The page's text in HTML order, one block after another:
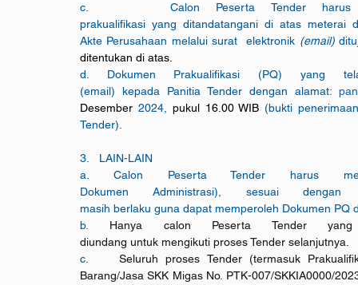
c.     Calon Peserta Tender harus
prakualifikasi yang ditandatangani di atas
Akte Perusahaan melalui surat  elektronik (email)
ditentukan di atas.
d. Dokumen Prakualifikasi (PQ) yang
(email) kepada Panitia Tender dengan alamat:
Desember 2024, pukul 16.00 WIB (bukti
Tender).
3.   LAIN-LAIN
a. Calon Peserta Tender harus
Dokumen Administrasi), sesuai
masih berlaku guna dapat memperoleh Dokumen
b. Hanya calon Peserta Tender
diundang untuk mengikuti proses Tender selanjutnya.
c. Seluruh proses Tender (termasuk
Barang/Jasa SKK Migas No. PTK-007/SKKIA0000/